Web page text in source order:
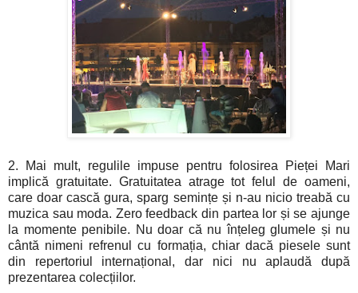
2. Mai mult, regulile impuse pentru folosirea Pieței Mari
implică gratuitate. Gratuitatea atrage tot felul de oameni,
care doar cască gura, sparg semințe și n-au nicio treabă cu
muzica sau moda. Zero feedback din partea lor și se ajunge
la momente penibile. Nu doar că nu înțeleg glumele și nu
cântă nimeni refrenul cu formația, chiar dacă piesele sunt
din repertoriul internațional, dar nici nu aplaudă după
prezentarea colecțiilor.